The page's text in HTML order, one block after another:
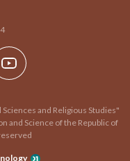
and Religious Studies"
and Science of the Republic of